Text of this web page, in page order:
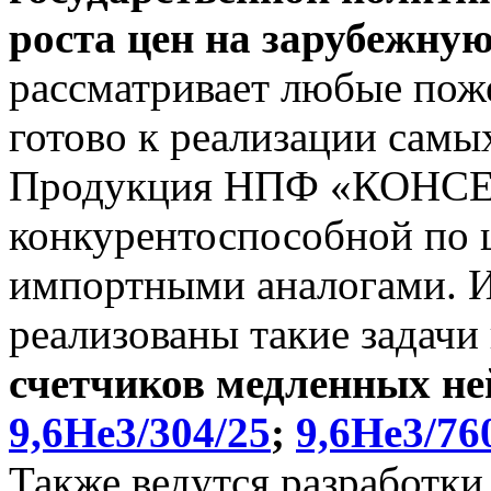
роста цен на
рассматривает любые
готово к реализации
Продукция НПФ
конкурентоспособной по
импортными аналогами.
реализованы такие
счетчиков медленных
9,6He3/304/25; 9,6He3/
Также ведутся